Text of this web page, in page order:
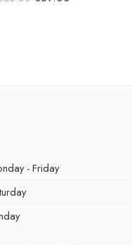
- Friday